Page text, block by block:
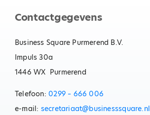
Contactgegevens
Business Square Purmerend B.V.
Impuls 30a
1446 WX Purmerend
Telefoon:0299 – 666 006
e-mail: secretariaat@businesssquare.nl